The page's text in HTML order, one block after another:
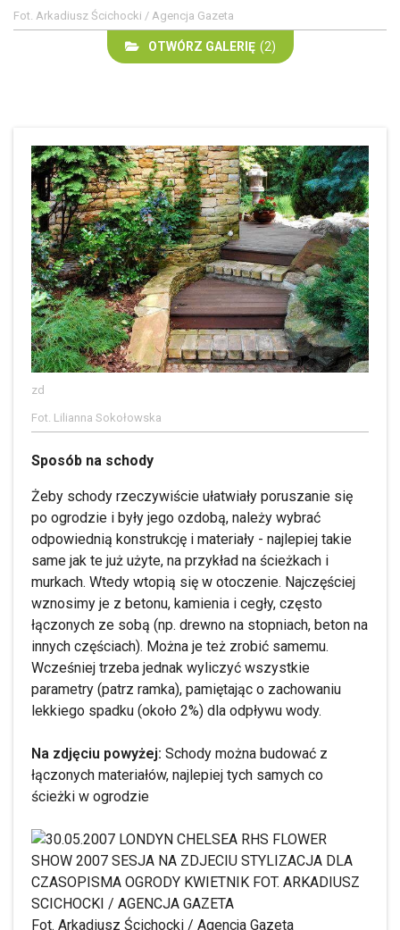
Fot. Arkadiusz Ścichocki / Agencja Gazeta
OTWÓRZ GALERIĘ (2)
zd
Fot. Lilianna Sokołowska
Sposób na schody
Żeby schody rzeczywiście ułatwiały poruszanie się
po ogrodzie i były jego ozdobą, należy wybrać
odpowiednią konstrukcję i materiały - najlepiej takie
same jak te już użyte, na przykład na ścieżkach i
murkach. Wtedy wtopią się w otoczenie. Najczęściej
wznosimy je z betonu, kamienia i cegły, często
łączonych ze sobą (np. drewno na stopniach, beton na
innych częściach). Można je też zrobić samemu.
Wcześniej trzeba jednak wyliczyć wszystkie
parametry (patrz ramka), pamiętając o zachowaniu
lekkiego spadku (około 2%) dla odpływu wody.
Na zdjęciu powyżej: Schody można budować z
łączonych materiałów, najlepiej tych samych co
ścieżki w ogrodzie
Fot. Arkadiusz Ścichocki / Agencja Gazeta